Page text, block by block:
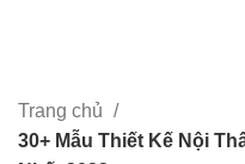
Trang chủ
30+ Mẫu Thiết Kế Nội